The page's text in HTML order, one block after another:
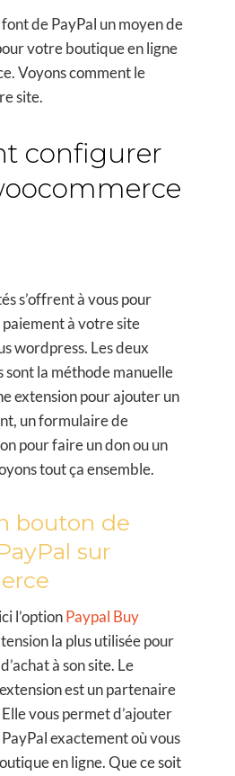
de PayPal un moyen de
votre boutique en ligne
Voyons comment le
site.
configurer
s’offrent à vous pour
à votre site
wordpress. Les deux
sont la méthode manuelle
extension pour ajouter un
un formulaire de
pour faire un don ou un
tout ça ensemble.
bouton de
sur
l’optionPaypal Buy
la plus utilisée pour
à son site. Le
est un partenaire
vous permet d’ajouter
exactement où vous
en ligne. Que ce soit